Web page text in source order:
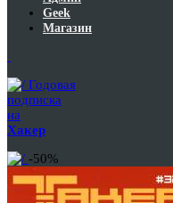
Geek
Магазин
Годовая
подписка
на
Хакер
-50%